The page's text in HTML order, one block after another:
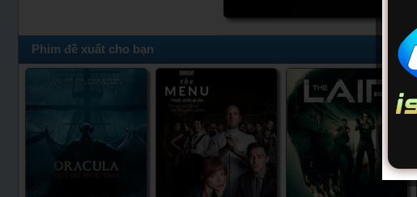
Phim đề xuất cho bạn